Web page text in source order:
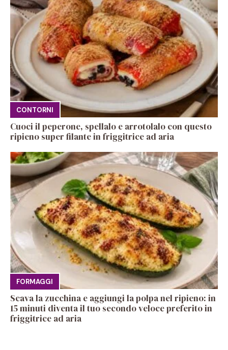
CONTORNI
Cuoci il peperone, spellalo e arrotolalo con questo
ripieno super filante in friggitrice ad aria
FORMAGGI
Scava la zucchina e aggiungi la polpa nel ripieno: in
15 minuti diventa il tuo secondo veloce preferito in
friggitrice ad aria